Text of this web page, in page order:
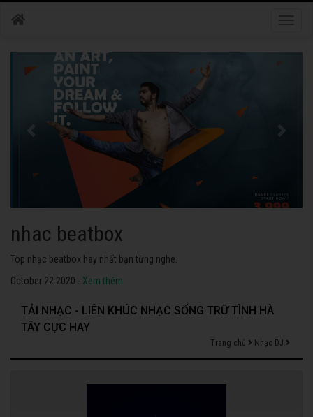
nhac dance
Những bài nhạc dance tuyển chọn 2020 hay nhất.
October 22 2020 - Xem thêm
TẢI NHẠC - LIÊN KHÚC NHẠC SỐNG TRỮ TÌNH HÀ
TÂY CỰC HAY
Trang chủ Nhạc DJ